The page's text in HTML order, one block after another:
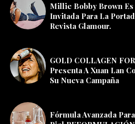
Millie Bobby Brown
Invitada Para La
Revista Glamour.
GOLD COLLAGEN
Presenta A Xuan Lan
Su Nueva Campaña
Fórmula Avanzada